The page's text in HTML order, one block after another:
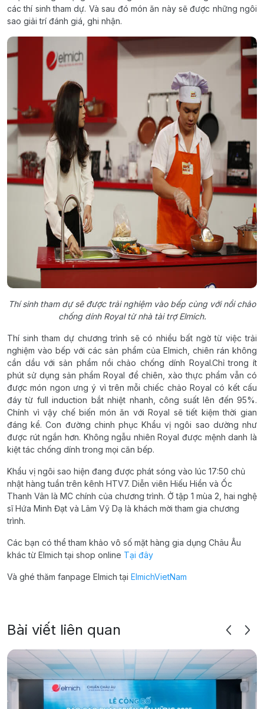
các thí sinh tham dự. Và sau đó món ăn này sẽ được những ngôi
sao giải trí đánh giá, ghi nhận.
Thí sinh tham dự sẽ được trải nghiệm vào bếp cùng với nồi chảo
chống dính Royal từ nhà tài trợ Elmich.
Thí sinh tham dự chương trình sẽ có nhiều bất ngờ từ việc trải
nghiệm vào bếp với các sản phẩm của Elmich, chiên rán không
cần dầu với sản phẩm nồi chảo chống dính Royal.Chỉ trong ít
phút sử dụng sản phẩm Royal để chiên, xào thực phẩm vẫn có
được món ngon ưng ý vì trên mỗi chiếc chảo Royal có kết cấu
đáy từ full induction bắt nhiệt nhanh, công suất lên đến 95%.
Chính vì vậy chế biến món ăn với Royal sẽ tiết kiệm thời gian
đáng kể. Con đường chinh phục Khẩu vị ngôi sao dường như
được rút ngắn hơn. Không ngẫu nhiên Royal được mệnh danh là
kiệt tác chống dính trong mọi căn bếp.
Khẩu vị ngôi sao hiện đang được phát sóng vào lúc 17:50 chủ
nhật hàng tuần trên kênh HTV7. Diễn viên Hiếu Hiền và Ốc
Thanh Vân là MC chính của chương trình. Ở tập 1 mùa 2, hai nghệ
sĩ Hứa Minh Đạt và Lâm Vỹ Dạ là khách mời tham gia chương
trình.
Các bạn có thể tham khảo vô số mặt hàng gia dụng Châu Âu
khác từ Elmich tại shop online Tại đây
Và ghé thăm fanpage Elmich tại ElmichVietNam
Bài viết liên quan